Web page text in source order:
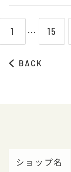
BACK
1 ⋯ 15
ショップ名